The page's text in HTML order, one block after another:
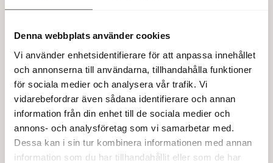
Denna webbplats använder cookies
Vi använder enhetsidentifierare för att anpassa innehållet
och annonserna till användarna, tillhandahålla funktioner
för sociala medier och analysera vår trafik. Vi
vidarebefordrar även sådana identifierare och annan
information från din enhet till de sociala medier och
annons- och analysföretag som vi samarbetar med.
Dessa kan i sin tur kombinera informationen med annan
information som du har tillhandahållit eller som de har
Med cirka 80 procent återbrukade möbler,
en tidigare industrilokal med sin historia och
karaktär fått nytt liv.
Inomhus guidade visningar kommer ske på
fredagen den 4/10 kl. 10:00, 13:00 & 15:00.
Adress:Englundavägen 5a, Solna Business Park
Läs mer om visningen